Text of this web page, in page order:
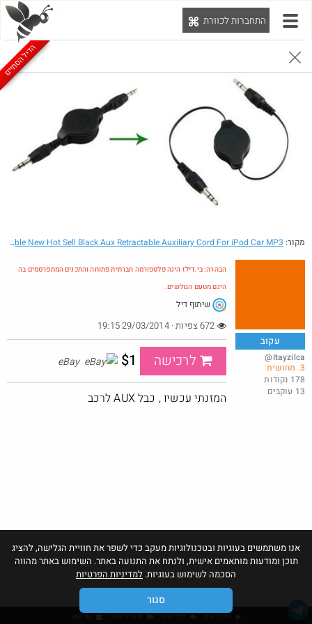
התחברות לכוורת
הבהרה: בי.דילז הינה פלטפורמה חברתית פתוחה והתכנים המתפרסמים בה הינם מטעם הגולשים.
הדילים המעודכנים
עדכונים מהרשת חדש בכוורת
חם בכוורת Amazon
באג? רק לפריים - משלוח חינם ללא הגבלת 49$
@No_but_yeah_but_no_
· 2178
אנו משתמשים בעוגיות ובטכנולוגיות מעקב כדי לשפר את חוויית הגלישה, להציג
תוכן ומודעות מותאמים אישית, ולנתח את התנועה באתר. השימוש באתר מהווה
הסכמה לשימוש בעוגיות. למדיניות הפרטיות
סגור
הדיל הסתיים
מקור: - 3.5mm Cable New Hot Sell Black Aux Retractable Auxiliary Cord For iPod Car MP3
עקוב
@Itayzilca
3. מחושית
178 נקודות
13 עוקבים
הבהרה: בי.דילז הינה פלטפורמה חברתית פתוחה והתכנים המתפרסמים בה
הינם מטעם הגולשים.
שיתוף דיל
לרכישה $1
eBay
המזנתי עכשיו , כבל AUX לרכב